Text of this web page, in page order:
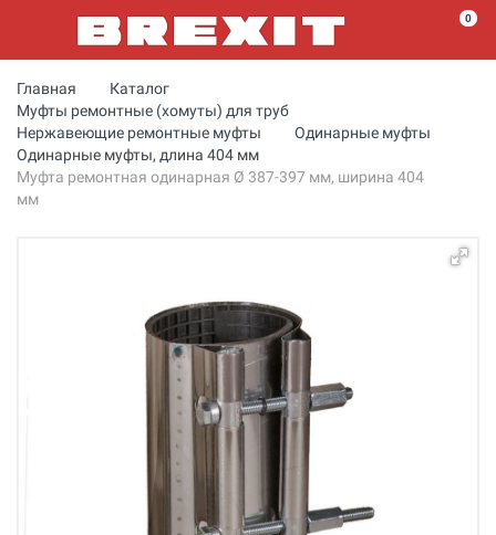
0
Главная
Каталог
Муфты ремонтные (хомуты) для труб
Нержавеющие ремонтные муфты
Одинарные муфты
Одинарные муфты, длина 404 мм
Муфта ремонтная одинарная Ø 387-397 мм, ширина 404
мм